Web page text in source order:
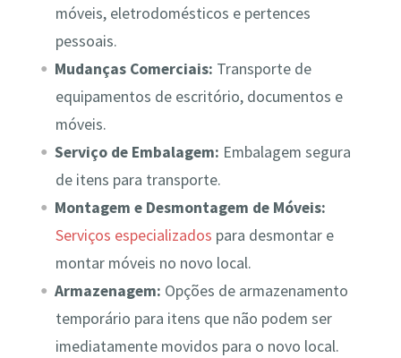
móveis, eletrodomésticos e pertences
pessoais.
Mudanças Comerciais: Transporte de
equipamentos de escritório, documentos e
móveis.
Serviço de Embalagem: Embalagem segura
de itens para transporte.
Montagem e Desmontagem de Móveis:
Serviços especializados para desmontar e
montar móveis no novo local.
Armazenagem: Opções de armazenamento
temporário para itens que não podem ser
imediatamente movidos para o novo local.